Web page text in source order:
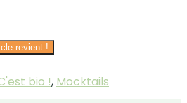
revient !
bio !, Mocktails